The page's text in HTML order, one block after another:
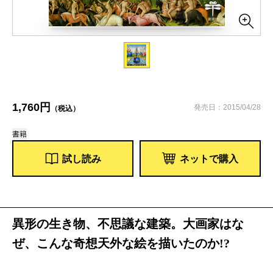
1,760円 （税込） 発売日：2015/04/28
書籍
試し読み ネットで購入
異形の生き物、不思議な建築。大画家はな
ぜ、こんな奇想天外な絵を描いたのか!?